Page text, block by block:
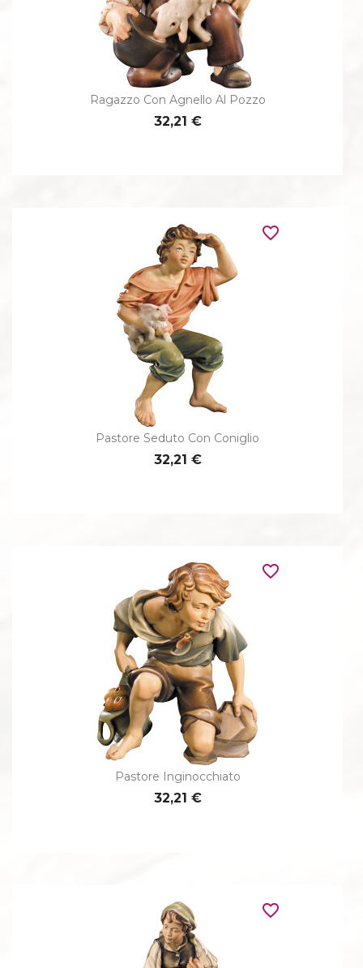
Ragazzo Con Agnello Al Pozzo
32,21 €
Pastore Seduto Con Coniglio
32,21 €
favorite_border
Pastore Inginocchiato
32,21 €
favorite_border
favorite_border